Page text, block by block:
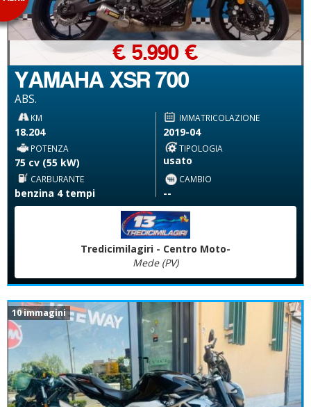
YAMAHA XSR 700
ABS.
€ 5.990 €
KM
18.204
IMMATRICOLAZIONE
2019-04
POTENZA
75 cv (55 kW)
TIPOLOGIA
usato
CARBURANTE
benzina 4 tempi
CAMBIO
--
Tredicimilagiri - Centro Moto-
Mede (PV)
10 immagini